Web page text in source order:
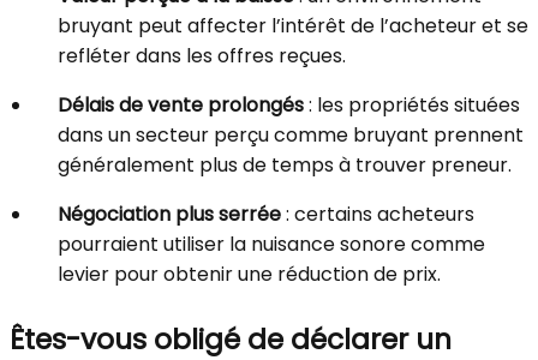
bruyant peut affecter l’intérêt de l’acheteur et se
refléter dans les offres reçues.
Délais de vente prolongés: les propriétés situées
dans un secteur perçu comme bruyant prennent
généralement plus de temps à trouver preneur.
Négociation plus serrée: certains acheteurs
pourraient utiliser la nuisance sonore comme
levier pour obtenir une réduction de prix.
Êtes-vous obligé de déclarer un